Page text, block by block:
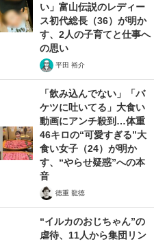
い」富山伝説のレディー
ス初代総長（36）が明か
す、2人の子育てと仕事へ
の思い
平田 裕介
「飲み込んでない」「バ
ケツに吐いてる」大食い
動画にアンチ殺到…体重
46キロの“可愛すぎる”大
食い女子（24）が明か
す、“やらせ疑惑”への本
音
徳重 龍徳
“イルカのおじちゃん”の
虐待、11人から集団リン